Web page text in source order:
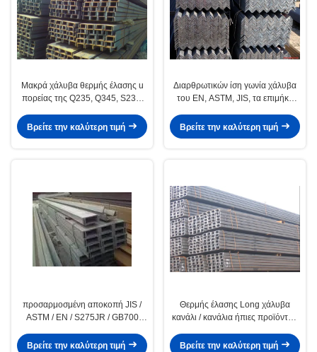
Μακρά χάλυβα θερμής έλασης u
πορείας της Q235, Q345, S235,
προϊόντων χάλυβα
Βρείτε την καλύτερη τιμή
Διαρθρωτικών ίση γωνία χάλυβα
του EN, ASTM, JIS, τα επιμήκη
προϊόντος
Βρείτε την καλύτερη τιμή
προσαρμοσμένη αποκοπή JIS /
ASTM / EN / S275JR / GB700
χάλυβα προϊόντα
Βρείτε την καλύτερη τιμή
Θερμής έλασης Long χάλυβα
κανάλι / κανάλια ήπιες προϊόντων
Βρείτε την καλύτερη τιμή